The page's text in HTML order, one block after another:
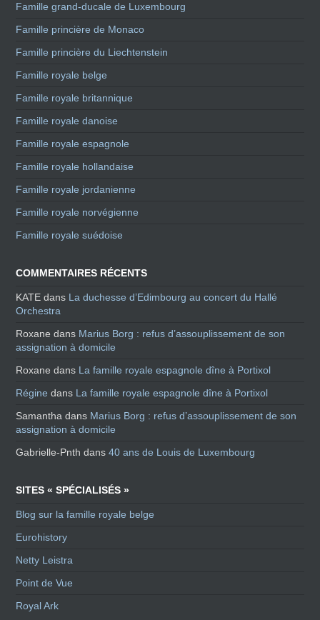
Famille grand-ducale de Luxembourg
Famille princière de Monaco
Famille princière du Liechtenstein
Famille royale belge
Famille royale britannique
Famille royale danoise
Famille royale espagnole
Famille royale hollandaise
Famille royale jordanienne
Famille royale norvégienne
Famille royale suédoise
COMMENTAIRES RÉCENTS
KATE dans La duchesse d’Edimbourg au concert du Hallé
Orchestra
Roxane dans Marius Borg : refus d’assouplissement de son
assignation à domicile
Roxane dans La famille royale espagnole dîne à Portixol
Régine dans La famille royale espagnole dîne à Portixol
Samantha dans Marius Borg : refus d’assouplissement de son
assignation à domicile
Gabrielle-Pnth dans40 ans de Louis de Luxembourg
SITES « SPÉCIALISÉS »
Blog sur la famille royale belge
Eurohistory
Netty Leistra
Point de Vue
Royal Ark